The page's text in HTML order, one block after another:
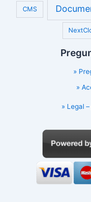
CMS
»
»
» Legal